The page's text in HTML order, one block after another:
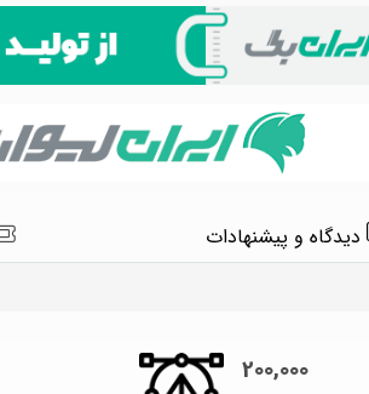
200,000